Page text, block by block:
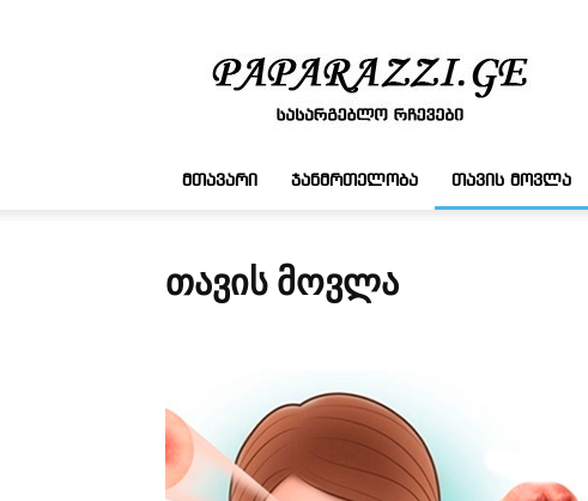
რჩევები
ᲛᲗᲐᲕᲐᲠᲘ ᲯᲐᲜᲛᲠᲗᲔᲚᲝᲑᲐ ᲗᲐᲕᲘᲡ ᲛᲝᲕᲚᲐ
ᲗᲐᲕᲘᲡ ᲛᲝᲕᲚᲐ